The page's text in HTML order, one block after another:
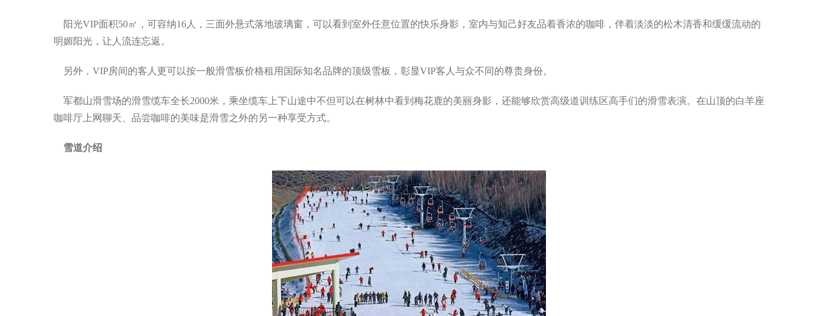
阳光VIP面积50㎡，可容纳16人，三面外悬式落地玻璃窗，可以看到室外任意位置的快乐身影，室内与知己好友品着香浓的咖啡，伴着淡淡的松木清香和缓缓流动的
明媚阳光，让人流连忘返。
另外，VIP房间的客人更可以按一般滑雪板价格租用国际知名品牌的顶级雪板，彰显VIP客人与众不同的尊贵身份。
军都山滑雪场的滑雪缆车全长2000米，乘坐缆车上下山途中不但可以在树林中看到梅花鹿的美丽身影，还能够欣赏高级道训练区高手们的滑雪表演。在山顶的白羊座
咖啡厅上网聊天、品尝咖啡的美味是滑雪之外的另一种享受方式。
雪道介绍